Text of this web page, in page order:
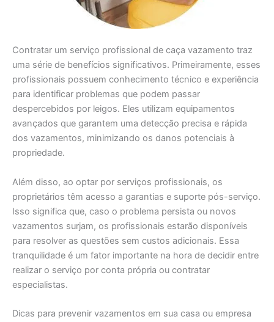
Contratar um serviço profissional de caça vazamento traz
uma série de benefícios significativos. Primeiramente, esses
profissionais possuem conhecimento técnico e experiência
para identificar problemas que podem passar
despercebidos por leigos. Eles utilizam equipamentos
avançados que garantem uma detecção precisa e rápida
dos vazamentos, minimizando os danos potenciais à
propriedade.
Além disso, ao optar por serviços profissionais, os
proprietários têm acesso a garantias e suporte pós-serviço.
Isso significa que, caso o problema persista ou novos
vazamentos surjam, os profissionais estarão disponíveis
para resolver as questões sem custos adicionais. Essa
tranquilidade é um fator importante na hora de decidir entre
realizar o serviço por conta própria ou contratar
especialistas.
Dicas para prevenir vazamentos em sua casa ou empresa